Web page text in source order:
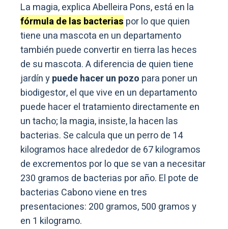
La magia, explica Abelleira Pons, está en la
fórmula de las bacterias por lo que quien
tiene una mascota en un departamento
también puede convertir en tierra las heces
de su mascota. A diferencia de quien tiene
jardín ypuede hacer un pozo para poner un
biodigestor, el que vive en un departamento
puede hacer el tratamiento directamente en
un tacho; la magia, insiste, la hacen las
bacterias. Se calcula que un perro de 14
kilogramos hace alrededor de 67 kilogramos
de excrementos por lo que se van a necesitar
230 gramos de bacterias por año. El pote de
bacterias Cabono viene en tres
presentaciones: 200 gramos, 500 gramos y
en 1 kilogramo.